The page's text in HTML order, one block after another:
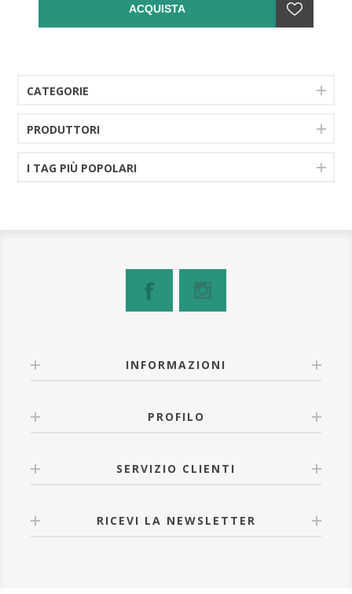
ACQUISTA
CATEGORIE
PRODUTTORI
I TAG PIÙ POPOLARI
INFORMAZIONI
PROFILO
SERVIZIO CLIENTI
RICEVI LA NEWSLETTER